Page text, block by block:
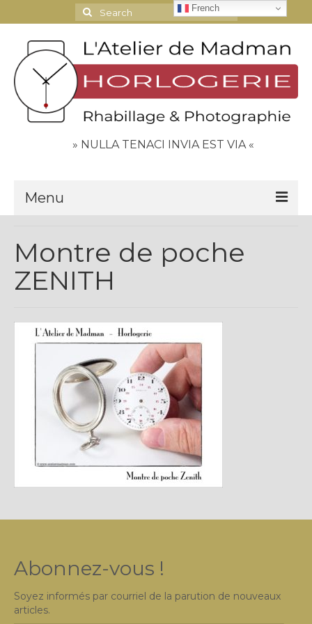
Search
for:
» NULLA TENACI INVIA EST VIA «
Menu
Contact
Espace Clients
Plus…
Sur l’Établi 2011 – 2022
Marques Suisses du XXe siècle
Grands Horlogers
Abraham-Louis Breguet
Christian Gottfried Hahn
Dossiers constructeur
Exemple de tarifs manufacture
Montre de poche
ZENITH
Abonnez-vous !
Soyez informés par courriel de la parution de nouveaux
articles.
French